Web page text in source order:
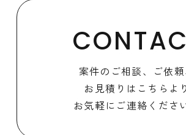
案件のご相談、ご依頼
お見積りはこちらより
お気軽にご連絡くださ